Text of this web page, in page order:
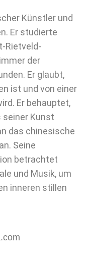
Künstler und
Er studierte
Rietveld-
der
Er glaubt,
ist und von einer
Er behauptet,
seiner Kunst
das chinesische
Seine
betrachtet
und Musik, um
inneren stillen